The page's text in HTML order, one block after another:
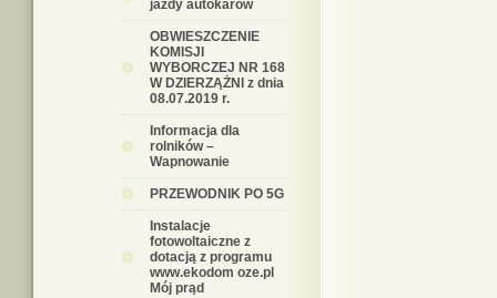
jazdy autokarów
OBWIESZCZENIE
KOMISJI
WYBORCZEJ NR 168
W DZIERZĄŻNI z dnia
08.07.2019 r.
Informacja dla
rolników –
Wapnowanie
PRZEWODNIK PO 5G
Instalacje
fotowoltaiczne z
dotacją z programu
www.ekodom oze.pl
Mój prąd